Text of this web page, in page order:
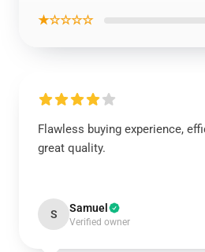
★☆☆☆☆
Flawless buying experience,
great quality.
S Samuel
Verified owner